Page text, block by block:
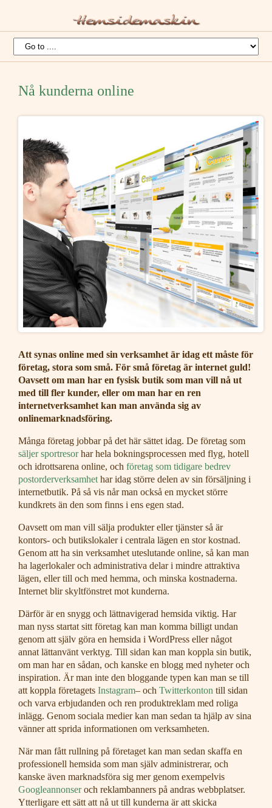
Nå kunderna online
Att synas online med sin verksamhet är idag ett måste för
företag, stora som små. För små företag är internet guld!
Oavsett om man har en fysisk butik som man vill nå ut
med till fler kunder, eller om man har en ren
internetverksamhet kan man använda sig av
onlinemarknadsföring.
Många företag jobbar på det här sättet idag. De företag som
säljer sportresorhar hela bokningsprocessen med flyg, hotell
och idrottsarena online, ochföretag som tidigare bedrev
postorderverksamhet har idag större delen av sin försäljning i
internetbutik. På så vis når man också en mycket större
kundkrets än den som finns i ens egen stad.
Oavsett om man vill sälja produkter eller tjänster så är
kontors- och butikslokaler i centrala lägen en stor kostnad.
Genom att ha sin verksamhet uteslutande online, så kan man
ha lagerlokaler och administrativa delar i mindre attraktiva
lägen, eller till och med hemma, och minska kostnaderna.
Internet blir skyltfönstret mot kunderna.
Därför är en snygg och lättnavigerad hemsida viktig. Har
man nyss startat sitt företag kan man komma billigt undan
genom att själv göra en hemsida i WordPress eller något
annat lättanvänt verktyg. Till sidan kan man koppla sin butik,
om man har en sådan, och kanske en blogg med nyheter och
inspiration. Är man inte den bloggande typen kan man se till
att koppla företagetsInstagram– ochTwitterkonton till sidan
och varva erbjudanden och ren produktreklam med roliga
inlägg. Genom sociala medier kan man sedan ta hjälp av sina
vänner att sprida informationen om verksamheten.
När man fått rullning på företaget kan man sedan skaffa en
professionell hemsida som man själv administrerar, och
kanske även marknadsföra sig mer genom exempelvis
Googleannonseroch reklambanners på andras webbplatser.
Ytterligare ett sätt att nå ut till kunderna är att skicka